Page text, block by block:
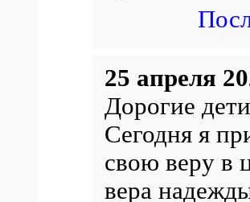
25 апреля
Дорогие
Сегодня я
свою веру в
вера